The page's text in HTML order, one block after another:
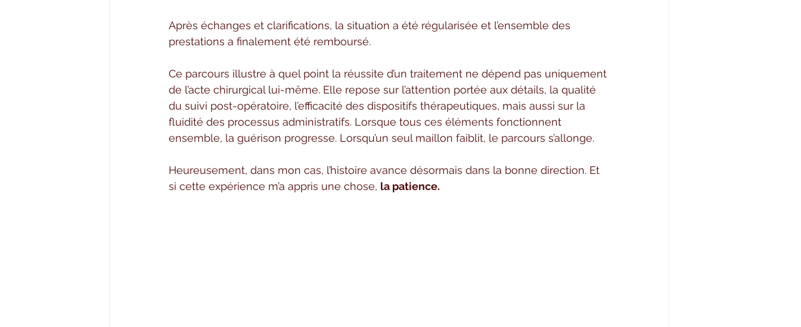
Après échanges et clarifications, la situation a été régularisée et l’ensemble des
prestations a finalement été remboursé.
Ce parcours illustre à quel point la réussite d’un traitement ne dépend pas uniquement
de l’acte chirurgical lui-même. Elle repose sur l’attention portée aux détails, la qualité
du suivi post-opératoire, l’efficacité des dispositifs thérapeutiques, mais aussi sur la
fluidité des processus administratifs. Lorsque tous ces éléments fonctionnent
ensemble, la guérison progresse. Lorsqu’un seul maillon faiblit, le parcours s’allonge.
Heureusement, dans mon cas, l’histoire avance désormais dans la bonne direction. Et
si cette expérience m’a appris une chose, la patience.